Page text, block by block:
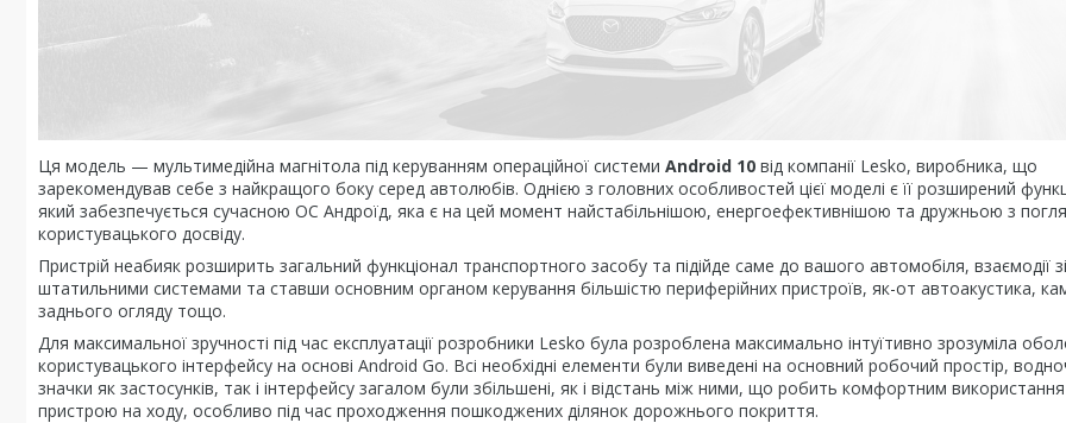
Ця модель — мультимедійна магнітола під керуванням операційної системи Android 10 від компанії Lesko, виробника, що
зарекомендував себе з найкращого боку серед автолюбів. Однією з головних особливостей цієї моделі є її розширений
який забезпечується сучасною ОС Андроїд, яка є на цей момент найстабільнішою, енергоефективнішою та дружньою з
користувацького досвіду.
Пристрій неабияк розширить загальний функціонал транспортного засобу та підійде саме до вашого автомобіля, взаємодії зі
штатильними системами та ставши основним органом керування більшістю периферійних пристроїв, як-от автоакустика,
заднього огляду тощо.
Для максимальної зручності під час експлуатації розробники Lesko була розроблена максимально інтуїтивно зрозуміла
користувацького інтерфейсу на основі Android Go. Всі необхідні елементи були виведені на основний робочий простір,
значки як застосунків, так і інтерфейсу загалом були збільшені, як і відстань між ними, що робить комфортним використання
пристрою на ходу, особливо під час проходження пошкоджених ділянок дорожнього покриття.